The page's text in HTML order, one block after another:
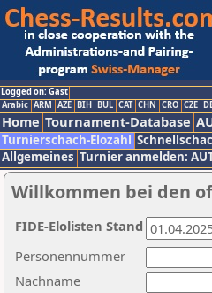
Logged on: Gast
Arabic ARM AZE BIH BUL CAT CHN CRO CZE
Home Tournament-Database
Turnierschach-Elozahl
Allgemeines Turnier anmelden:
Willkommen bei den
Nachname
Personennummer
FIDE-Elolisten Stand